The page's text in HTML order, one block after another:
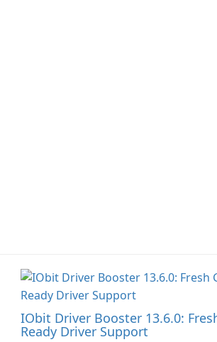
IObit Driver Booster 13.6.0:
Ready Driver Support